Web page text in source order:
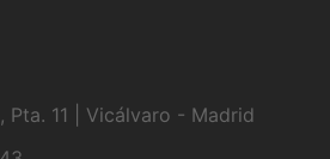
Pta. 11 | Vicálvaro - Madrid